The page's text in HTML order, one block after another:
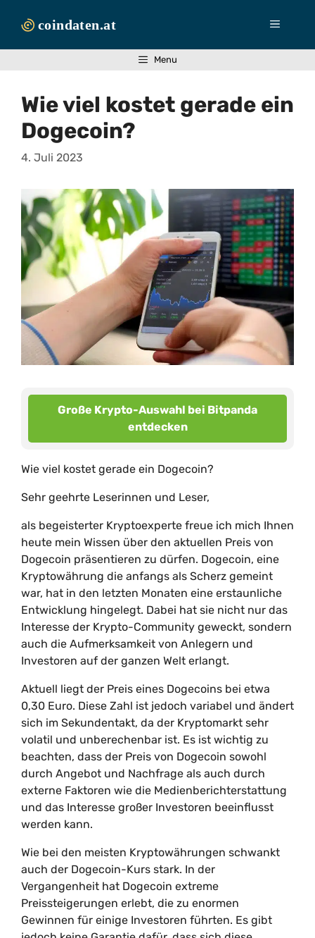
Inhalt
Menü
Menu
Wie viel kostet gerade ein
Dogecoin?
4. Juli 2023
Große Krypto-Auswahl bei Bitpanda
entdecken
Wie viel kostet gerade ein Dogecoin?
Sehr geehrte Leserinnen und Leser,
als begeisterter Kryptoexperte freue ich mich Ihnen
heute mein Wissen über den aktuellen Preis von
Dogecoin präsentieren zu dürfen. Dogecoin, eine
Kryptowährung die anfangs als Scherz gemeint
war, hat in den letzten Monaten eine erstaunliche
Entwicklung hingelegt. Dabei hat sie nicht nur das
Interesse der Krypto-Community geweckt, sondern
auch die Aufmerksamkeit von Anlegern und
Investoren auf der ganzen Welt erlangt.
Aktuell liegt der Preis eines Dogecoins bei etwa
0,30 Euro. Diese Zahl ist jedoch variabel und ändert
sich im Sekundentakt, da der Kryptomarkt sehr
volatil und unberechenbar ist. Es ist wichtig zu
beachten, dass der Preis von Dogecoin sowohl
durch Angebot und Nachfrage als auch durch
externe Faktoren wie die Medienberichterstattung
und das Interesse großer Investoren beeinflusst
werden kann.
Wie bei den meisten Kryptowährungen schwankt
auch der Dogecoin-Kurs stark. In der
Vergangenheit hat Dogecoin extreme
Preissteigerungen erlebt, die zu enormen
Gewinnen für einige Investoren führten. Es gibt